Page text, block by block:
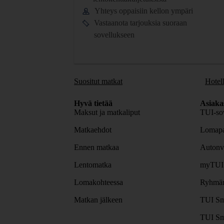
Yhteys oppaisiin kellon ympäri
Vastaanota tarjouksia suoraan
sovellukseen
Suositut matkat
Hyvä tietää
Maksut ja matkaliput
Matkaehdot
Ennen matkaa
Lentomatka
Lomakohteessa
Matkan jälkeen
TUI-
myTUI
TUI
TUI